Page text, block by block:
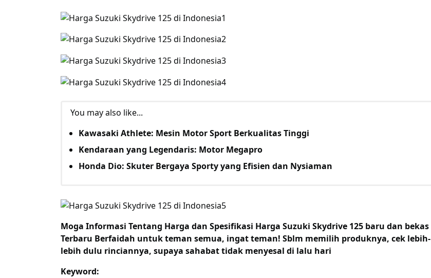
You may also like...
Kawasaki Athlete: Mesin Motor Sport Berkualitas Tinggi
Kendaraan yang Legendaris: Motor Megapro
Honda Dio: Skuter Bergaya Sporty yang Efisien dan Nysiaman
Moga Informasi Tentang Harga dan Spesifikasi Harga Suzuki Skydrive 125 baru dan bekas
Terbaru Berfaidah untuk teman semua, ingat teman! Sblm memilih produknya, cek lebih-
lebih dulu rinciannya, supaya sahabat tidak menyesal di lalu hari
Keyword: